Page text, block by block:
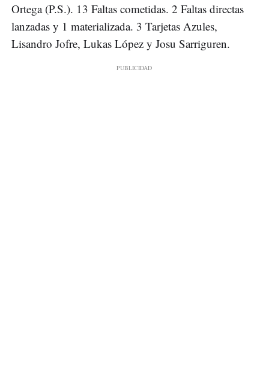
Ortega (P.S.). 13 Faltas cometidas. 2 Faltas directas
lanzadas y 1 materializada. 3 Tarjetas Azules,
Lisandro Jofre, Lukas López y Josu Sarriguren.